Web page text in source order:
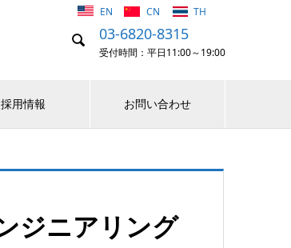
 03-6820-8315
受付時間：平日11:00～19:00
EN CN TH
採用情報 お問い合わせ
ジニアリング